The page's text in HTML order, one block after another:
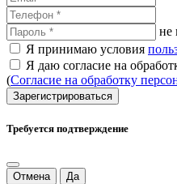
не
Я принимаю условия
Я даю согласие на
(Согласие на обработку
Зарегистрироваться
Требуется подтверждение
Отмена Да